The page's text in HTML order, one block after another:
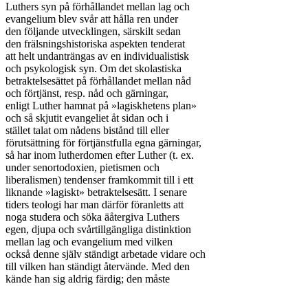
Luthers syn på förhållandet mellan lag och
evangelium blev svår att hålla ren under
den följande utvecklingen, särskilt sedan
den frälsningshistoriska aspekten tenderat
att helt undanträngas av en individualistisk
och psykologisk syn. Om det skolastiska
betraktelsesättet på förhållandet mellan nåd
och förtjänst, resp. nåd och gärningar,
enligt Luther hamnat på »lagiskhetens plan»
och så skjutit evangeliet åt sidan och i
stället talat om nådens bistånd till eller
förutsättning för förtjänstfulla egna gärningar,
så har inom lutherdomen efter Luther (t. ex.
under senortodoxien, pietismen och
liberalismen) tendenser framkommit till i ett
liknande »lagiskt» betraktelsesätt. I senare
tiders teologi har man därför föranletts att
noga studera och söka äåtergiva Luthers
egen, djupa och svårtillgängliga distinktion
mellan lag och evangelium med vilken
också denne själv ständigt arbetade vidare och
till vilken han ständigt återvände. Med den
kände han sig aldrig färdig; den måste